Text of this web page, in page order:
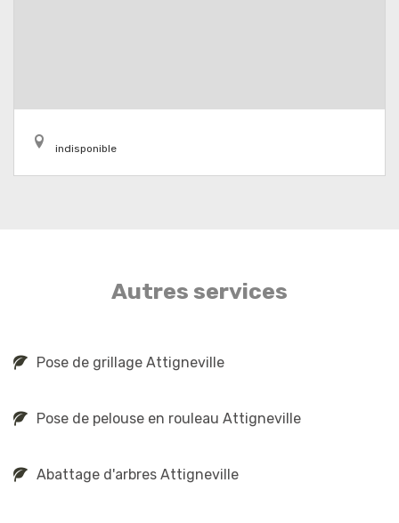
indisponible
Autres services
Pose de grillage Attigneville
Pose de pelouse en rouleau Attigneville
Abattage d'arbres Attigneville